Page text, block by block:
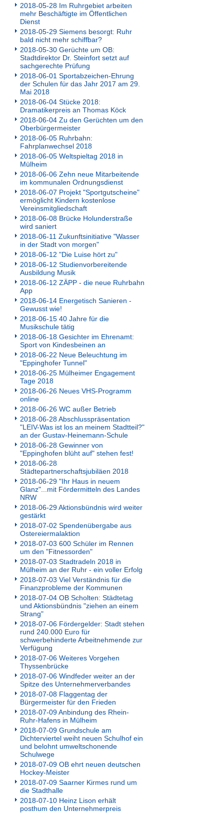
2018-05-28 Im Ruhrgebiet arbeiten
mehr Beschäftigte im Öffentlichen
Dienst
2018-05-29 Siemens besorgt: Ruhr
bald nicht mehr schiffbar?
2018-05-30 Gerüchte um OB:
Stadtdirektor Dr. Steinfort setzt auf
sachgerechte Prüfung
2018-06-01 Sportabzeichen-Ehrung
der Schulen für das Jahr 2017 am 29.
Mai 2018
2018-06-04 Stücke 2018:
Dramatikerpreis an Thomas Köck
2018-06-04 Zu den Gerüchten um den
Oberbürgermeister
2018-06-05 Ruhrbahn:
Fahrplanwechsel 2018
2018-06-05 Weltspieltag 2018 in
Mülheim
2018-06-06 Zehn neue Mitarbeitende
im kommunalen Ordnungsdienst
2018-06-07 Projekt "Sportgutscheine"
ermöglicht Kindern kostenlose
Vereinsmitgliedschaft
2018-06-08 Brücke Holunderstraße
wird saniert
2018-06-11 Zukunftsinitiative "Wasser
in der Stadt von morgen"
2018-06-12 "Die Luise hört zu"
2018-06-12 Studienvorbereitende
Ausbildung Musik
2018-06-12 ZÄPP - die neue Ruhrbahn
App
2018-06-14 Energetisch Sanieren -
Gewusst wie!
2018-06-15 40 Jahre für die
Musikschule tätig
2018-06-18 Gesichter im Ehrenamt:
Sport von Kindesbeinen an
2018-06-22 Neue Beleuchtung im
"Eppinghofer Tunnel"
2018-06-25 Mülheimer Engagement
Tage 2018
2018-06-26 Neues VHS-Programm
online
2018-06-26 WC außer Betrieb
2018-06-28 Abschlusspräsentation
"LEIV-Was ist los an meinem Stadtteil?"
an der Gustav-Heinemann-Schule
2018-06-28 Gewinner von
"Eppinghofen blüht auf" stehen fest!
2018-06-28
Städtepartnerschaftsjubiläen 2018
2018-06-29 "Ihr Haus in neuem
Glanz"...mit Fördermitteln des Landes
NRW
2018-06-29 Aktionsbündnis wird weiter
gestärkt
2018-07-02 Spendenübergabe aus
Ostereiermalaktion
2018-07-03 600 Schüler im Rennen
um den "Fitnessorden"
2018-07-03 Stadtradeln 2018 in
Mülheim an der Ruhr - ein voller Erfolg
2018-07-03 Viel Verständnis für die
Finanzprobleme der Kommunen
2018-07-04 OB Scholten: Städtetag
und Aktionsbündnis "ziehen an einem
Strang"
2018-07-06 Fördergelder: Stadt stehen
rund 240.000 Euro für
schwerbehinderte Arbeitnehmende zur
Verfügung
2018-07-06 Weiteres Vorgehen
Thyssenbrücke
2018-07-06 Windfeder weiter an der
Spitze des Unternehmerverbandes
2018-07-08 Flaggentag der
Bürgermeister für den Frieden
2018-07-09 Anbindung des Rhein-
Ruhr-Hafens in Mülheim
2018-07-09 Grundschule am
Dichterviertel weiht neuen Schulhof ein
und belohnt umweltschonende
Schulwege
2018-07-09 OB ehrt neuen deutschen
Hockey-Meister
2018-07-09 Saarner Kirmes rund um
die Stadthalle
2018-07-10 Heinz Lison erhält
posthum den Unternehmerpreis